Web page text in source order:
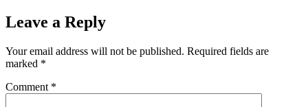
Leave a Reply
Your email address will not be published. Required fields are
marked *
Comment *